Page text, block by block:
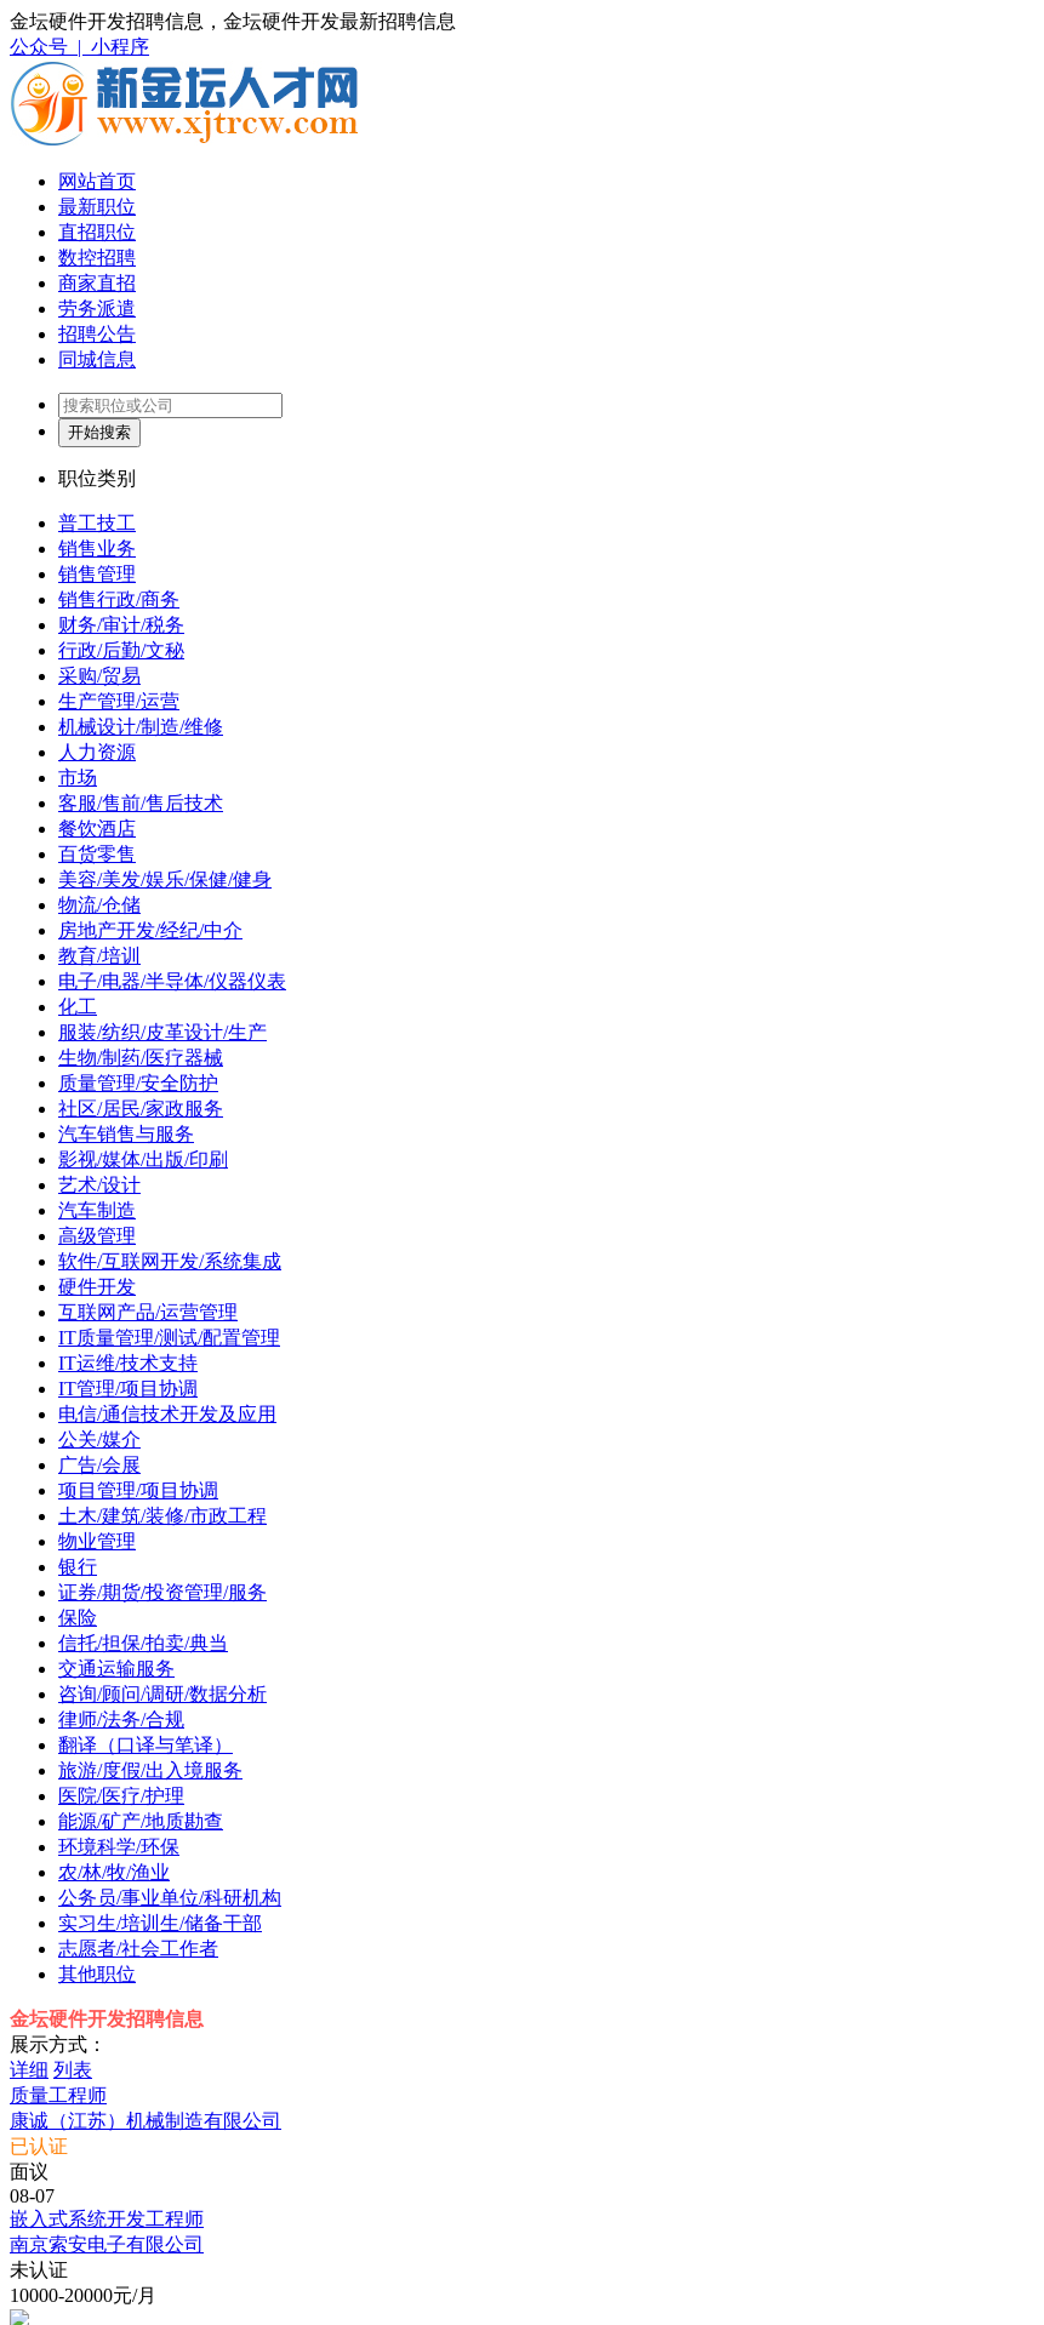
金坛硬件开发招聘信息，金坛硬件开发最新招聘信息
公众号 | 小程序
网站首页
最新职位
直招职位
数控招聘
商家直招
劳务派遣
招聘公告
同城信息
开始搜索
职位类别
普工技工
销售业务
销售管理
销售行政/商务
财务/审计/税务
行政/后勤/文秘
采购/贸易
生产管理/运营
机械设计/制造/维修
人力资源
市场
客服/售前/售后技术
餐饮酒店
百货零售
美容/美发/娱乐/保健/健身
物流/仓储
房地产开发/经纪/中介
教育/培训
电子/电器/半导体/仪器仪表
化工
服装/纺织/皮革设计/生产
生物/制药/医疗器械
质量管理/安全防护
社区/居民/家政服务
汽车销售与服务
影视/媒体/出版/印刷
艺术/设计
汽车制造
高级管理
软件/互联网开发/系统集成
硬件开发
互联网产品/运营管理
IT质量管理/测试/配置管理
IT运维/技术支持
IT管理/项目协调
电信/通信技术开发及应用
公关/媒介
广告/会展
项目管理/项目协调
土木/建筑/装修/市政工程
物业管理
银行
证券/期货/投资管理/服务
保险
信托/担保/拍卖/典当
交通运输服务
咨询/顾问/调研/数据分析
律师/法务/合规
翻译（口译与笔译）
旅游/度假/出入境服务
医院/医疗/护理
能源/矿产/地质勘查
环境科学/环保
农/林/牧/渔业
公务员/事业单位/科研机构
实习生/培训生/储备干部
志愿者/社会工作者
其他职位
金坛硬件开发招聘信息
展示方式：
详细 列表
质量工程师
康诚（江苏）机械制造有限公司
已认证
面议
08-07
嵌入式系统开发工程师
南京索安电子有限公司
未认证
10000-20000元/月